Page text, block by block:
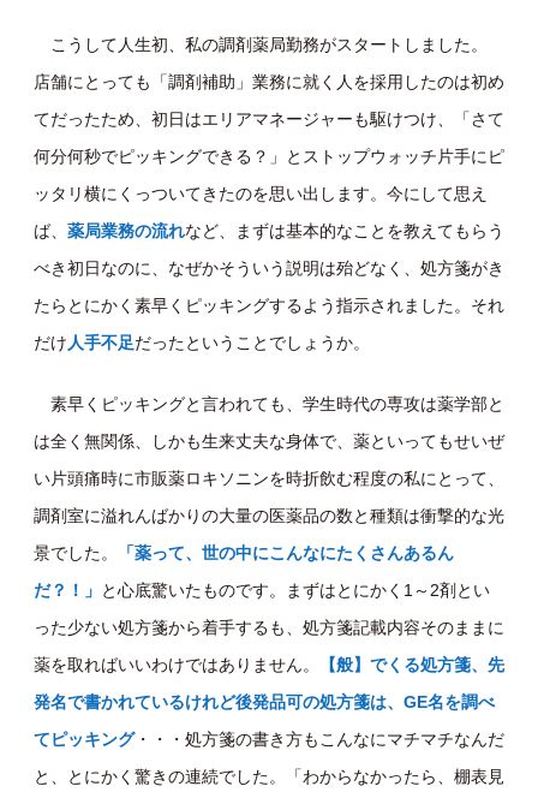
こうして人生初、私の調剤薬局勤務がスタートしました。
店舗にとっても「調剤補助」業務に就く人を採用したのは初め
てだったため、初日はエリアマネージャーも駆けつけ、「さて
何分何秒でピッキングできる？」とストップウォッチ片手にピ
ッタリ横にくっついてきたのを思い出します。今にして思え
ば、 薬局業務の流れなど、まずは基本的なことを教えてもらう
べき初日なのに、なぜかそういう説明は殆どなく、処方箋がき
たらとにかく素早くピッキングするよう指示されました。それ
だけ 人手不足だったということでしょうか。
素早くピッキングと言われても、学生時代の専攻は薬学部と
は全く無関係、しかも生来丈夫な身体で、薬といってもせいぜ
い片頭痛時に市販薬ロキソニンを時折飲む程度の私にとって、
調剤室に溢れんばかりの大量の医薬品の数と種類は衝撃的な光
景でした。
「薬って、世の中にこんなにたくさんあるん
だ？！」 と心底驚いたものです。まずはとにかく 1～2剤とい
った少ない処方箋から着手するも、処方箋記載内容そのままに
薬を取ればいいわけではありません。
【般】でくる処方箋、先
発名で書かれているけれど後発品可の処方箋は、GE名を調べ
てピッキング・・・処方箋の書き方もこんなにマチマチなんだ
と、とにかく驚きの連続でした。 「わからなかったら、棚表見